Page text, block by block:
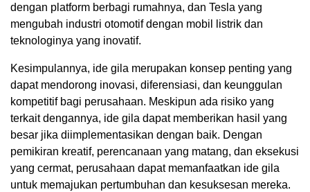
dengan platform berbagi rumahnya, dan Tesla yang
mengubah industri otomotif dengan mobil listrik dan
teknologinya yang inovatif.
Kesimpulannya, ide gila merupakan konsep penting yang
dapat mendorong inovasi, diferensiasi, dan keunggulan
kompetitif bagi perusahaan. Meskipun ada risiko yang
terkait dengannya, ide gila dapat memberikan hasil yang
besar jika diimplementasikan dengan baik. Dengan
pemikiran kreatif, perencanaan yang matang, dan eksekusi
yang cermat, perusahaan dapat memanfaatkan ide gila
untuk memajukan pertumbuhan dan kesuksesan mereka.